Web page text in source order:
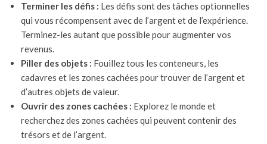
Terminer les défis : Les défis sont des tâches optionnelles
qui vous récompensent avec de l’argent et de l’expérience.
Terminez-les autant que possible pour augmenter vos
revenus.
Piller des objets : Fouillez tous les conteneurs, les
cadavres et les zones cachées pour trouver de l’argent et
d’autres objets de valeur.
Ouvrir des zones cachées : Explorez le monde et
recherchez des zones cachées qui peuvent contenir des
trésors et de l’argent.